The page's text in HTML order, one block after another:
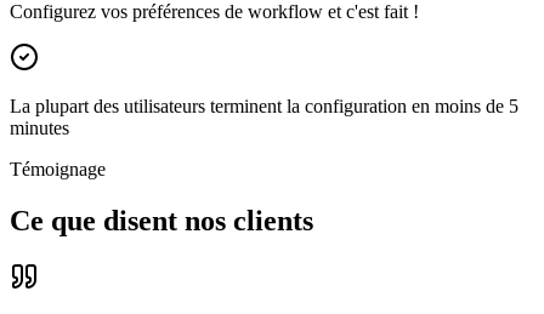
Configurez vos préférences de workflow et c'est fait !
La plupart des utilisateurs terminent la configuration en moins de 5
minutes
Témoignage
Ce que disent nos clients